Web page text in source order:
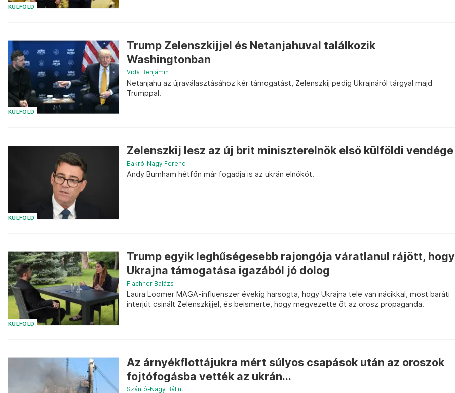
KÜLFÖLD
KÜLFÖLD
Trump Zelenszkijjel és Netanjahuval találkozik
Washingtonban
Vida Benjámin
Netanjahu az újraválasztásához kér támogatást, Zelenszkij pedig Ukrajnáról tárgyal majd
Trumppal.
KÜLFÖLD
Zelenszkij lesz az új brit miniszterelnök első külföldi vendége
Bakró-Nagy Ferenc
Andy Burnham hétfőn már fogadja is az ukrán elnököt.
KÜLFÖLD
Trump egyik leghűségesebb rajongója váratlanul rájött, hogy
Ukrajna támogatása igazából jó dolog
Flachner Balázs
Laura Loomer MAGA-influenszer évekig harsogta, hogy Ukrajna tele van nácikkal, most baráti
interjút csinált Zelenszkijjel, és beismerte, hogy megvezette őt az orosz propaganda.
Az árnyékflottájukra mért súlyos csapások után az oroszok
fojtófogásba vették az ukrán...
Szántó-Nagy Bálint